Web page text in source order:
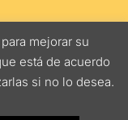
mejorar su
está de acuerdo
si no lo desea.